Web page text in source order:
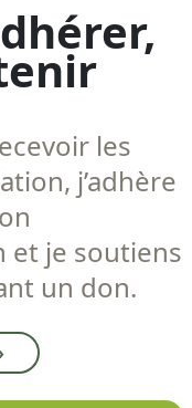
les
j’adhère
et je soutiens
un don.
›